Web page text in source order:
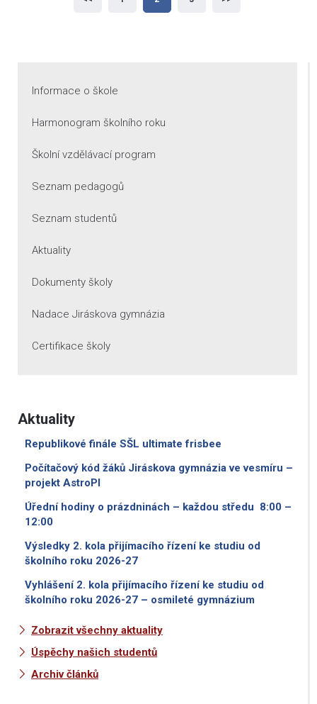
Informace o škole
Harmonogram školního roku
Školní vzdělávací program
Seznam pedagogů
Seznam studentů
Aktuality
Dokumenty školy
Nadace Jiráskova gymnázia
Certifikace školy
Aktuality
Republikové finále SŠL ultimate frisbee
Počítačový kód žáků Jiráskova gymnázia ve vesmíru –
projekt AstroPI
Úřední hodiny o prázdninách – každou středu 8:00 –
12:00
Výsledky 2. kola přijímacího řízení ke studiu od
školního roku 2026-27
Vyhlášení 2. kola přijímacího řízení ke studiu od
školního roku 2026-27 – osmileté gymnázium
Zobrazit všechny aktuality
Úspěchy našich studentů
Archiv článků